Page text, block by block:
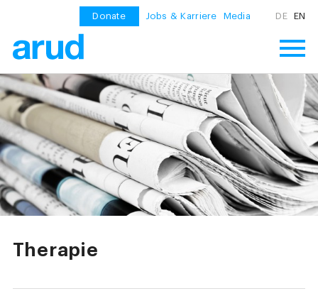
Donate Jobs & Karriere Media DE EN
Therapie